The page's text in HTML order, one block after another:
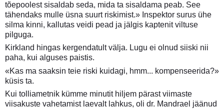
tõepoolest sisaldab seda, mida ta sisaldama peab. See
tähendaks mulle üsna suurt riskimist.» Inspektor surus ühe
silma kinni, kallutas veidi pead ja jälgis kaptenit viltuse
pilguga.
Kirkland hingas kergendatult välja. Lugu ei olnud siiski nii
paha, kui alguses paistis.
«Kas ma saaksin teie riski kuidagi, hmm... kompenseerida?»
küsis ta.
Kui tolliametnik kümme minutit hiljem pärast viimaste
viisakuste vahetamist laevalt lahkus, oli dr. Mandrael jäänud